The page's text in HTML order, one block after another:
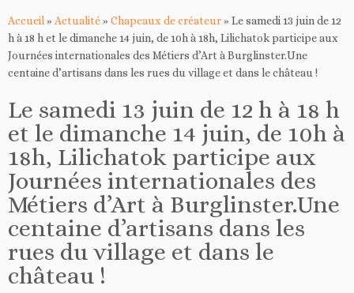
Accueil » Actualité» Chapeaux de créateur» Le samedi 13 juin de 12
h à 18 h et le dimanche 14 juin, de 10h à 18h, Lilichatok participe aux
Journées internationales des Métiers d’Art à Burglinster.Une
centaine d’artisans dans les rues du village et dans le château !
Le samedi 13 juin de 12 h à 18 h
et le dimanche 14 juin, de 10h à
18h, Lilichatok participe aux
Journées internationales des
Métiers d’Art à Burglinster.Une
centaine d’artisans dans les
rues du village et dans le
château !